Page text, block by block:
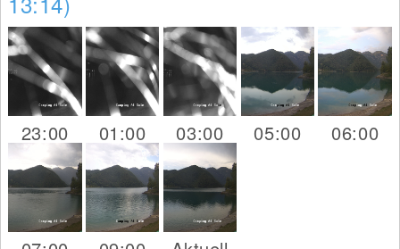
23:00 01:00 03:00 05:00 06:00